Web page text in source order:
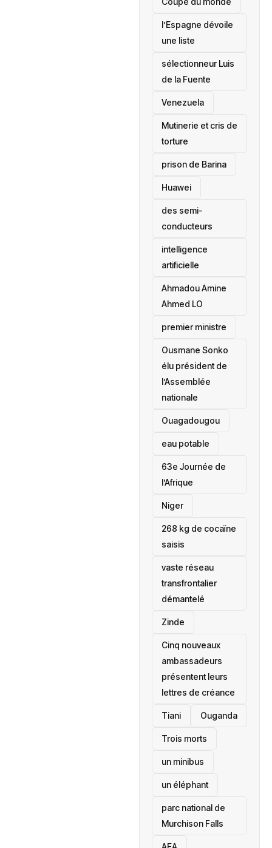
l’Espagne dévoile
une liste
sélectionneur Luis
de la Fuente
‎Venezuela
Mutinerie et cris de
torture
prison de Barina
Huawei
des semi-
conducteurs
intelligence
artificielle
Ahmadou Amine
Ahmed LO
premier ministre
Ousmane Sonko
élu président de
l’Assemblée
nationale
‎Ouagadougou
eau potable
63e Journée de
l’Afrique
‎Niger
268 kg de cocaïne
saisis
vaste réseau
transfrontalier
démantelé
Zinde
Cinq nouveaux
ambassadeurs
présentent leurs
lettres de créance
Tiani ‎Ouganda
Trois morts
un minibus
un éléphant
parc national de
Murchison Falls